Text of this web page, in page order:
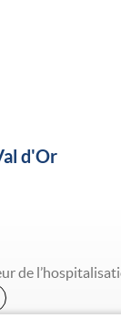
d'Or
de